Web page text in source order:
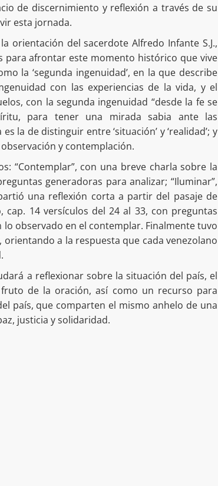
de discernimiento y reflexión a través de su
esta jornada.
orientación del sacerdote Alfredo Infante S.J.,
para afrontar este momento histórico que vive
la ‘segunda ingenuidad’, en la que describe
con las experiencias de la vida, y el
con la segunda ingenuidad “desde la fe se
para tener una mirada sabia ante las
la de distinguir entre ‘situación’ y ‘realidad’; y
y contemplación.
“Contemplar”, con una breve charla sobre la
generadoras para analizar; “Iluminar”,
una reflexión corta a partir del pasaje de
cap. 14 versículos del 24 al 33, con preguntas
observado en el contemplar. Finalmente tuvo
a la respuesta que cada venezolano
a reflexionar sobre la situación del país, el
de la oración, así como un recurso para
país, que comparten el mismo anhelo de una
justicia y solidaridad.